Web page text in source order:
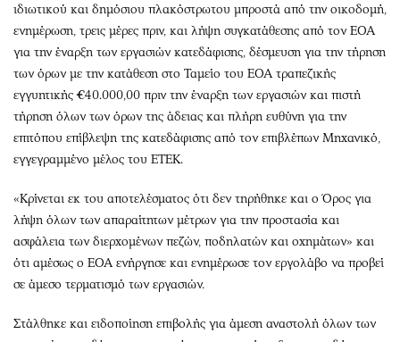
ιδιωτικού και δημόσιου πλακόστρωτου μπροστά από την οικοδομή,
ενημέρωση, τρεις μέρες πριν, και λήψη συγκατάθεσης από τον ΕΟΑ
για την έναρξη των εργασιών κατεδάφισης, δέσμευση για την τήρηση
των όρων με την κατάθεση στο Ταμείο του ΕΟΑ τραπεζικής
εγγυητικής €40.000,00 πριν την έναρξη των εργασιών και πιστή
τήρηση όλων των όρων της άδειας και πλήρη ευθύνη για την
επιτόπου επίβλεψη της κατεδάφισης από τον επιβλέπων Μηχανικό,
εγγεγραμμένο μέλος του ΕΤΕΚ.
«Κρίνεται εκ του αποτελέσματος ότι δεν τηρήθηκε και ο Όρος για
λήψη όλων των απαραίτητων μέτρων για την προστασία και
ασφάλεια των διερχομένων πεζών, ποδηλατών και οχημάτων» και
ότι αμέσως ο ΕΟΑ ενήργησε και ενημέρωσε τον εργολάβο να προβεί
σε άμεσο τερματισμό των εργασιών.
Στάλθηκε και ειδοποίηση επιβολής για άμεση αναστολή όλων των